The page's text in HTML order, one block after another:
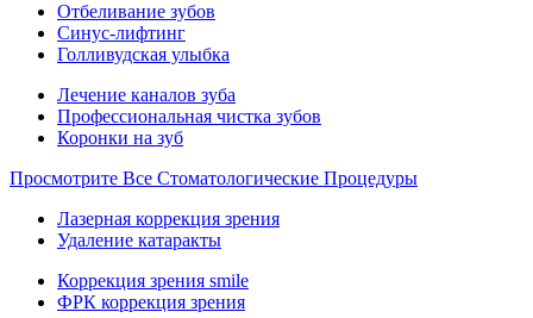
Отбеливание зубов
Синус-лифтинг
Голливудская улыбка
Лечение каналов зуба
Профессиональная чистка зубов
Коронки на зуб
Просмотрите Все Стоматологические Процедуры
Лазерная коррекция зрения
Удаление катаракты
Коррекция зрения smile
ФРК коррекция зрения